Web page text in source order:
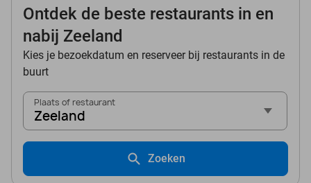
Ontdek de beste restaurants in en
nabij Zeeland
Kies je bezoekdatum en reserveer bij restaurants in de
buurt
Plaats of restaurant
Zeeland
Zoeken